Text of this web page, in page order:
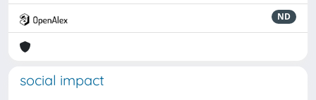
ND
social impact